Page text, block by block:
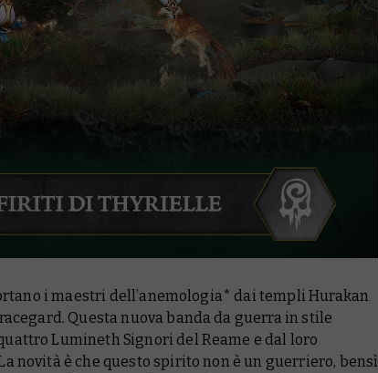
i maestri dell’anemologia* dai templi Hurakan
Questa nuova banda da guerra in stile
Lumineth Signori del Reame e dal loro
novità è che questo spirito non è un guerriero, bensì